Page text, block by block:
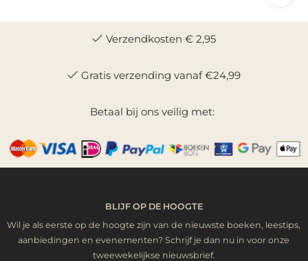
Verzendkosten € 2,95
Gratis verzending vanaf €24,99
Betaal bij ons veilig met:
BLIJF OP DE HOOGTE
Wil je als eerste op de hoogte zijn van de nieuwste boeken, leestips,
aanbiedingen en evenementen? Schrijf je dan nu in voor onze
tweewekelijkse nieuwsbrief.